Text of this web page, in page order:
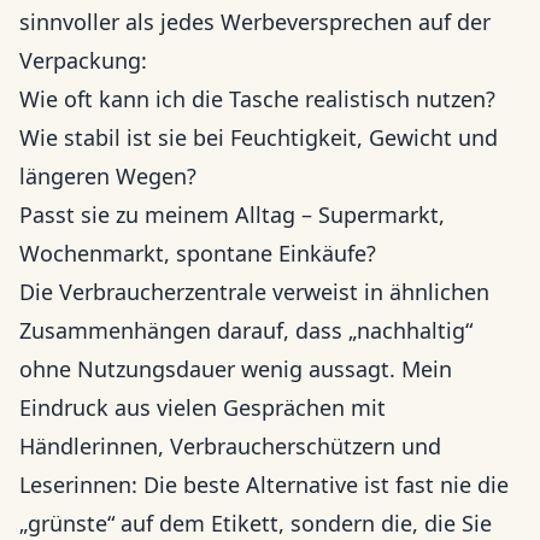
sinnvoller als jedes Werbeversprechen auf der
Verpackung:
Wie oft kann ich die Tasche realistisch nutzen?
Wie stabil ist sie bei Feuchtigkeit, Gewicht und
längeren Wegen?
Passt sie zu meinem Alltag – Supermarkt,
Wochenmarkt, spontane Einkäufe?
Die Verbraucherzentrale verweist in ähnlichen
Zusammenhängen darauf, dass „nachhaltig“
ohne Nutzungsdauer wenig aussagt. Mein
Eindruck aus vielen Gesprächen mit
Händlerinnen, Verbraucherschützern und
Leserinnen: Die beste Alternative ist fast nie die
„grünste“ auf dem Etikett, sondern die, die Sie